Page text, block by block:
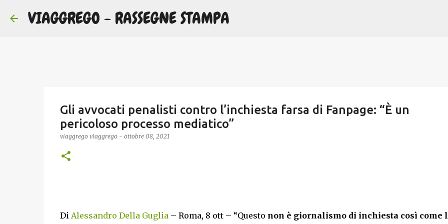
VIAGGREGO - RASSEGNE STAMPA
Gli avvocati penalisti contro l’inchiesta farsa di Fanpage: “È un
pericoloso processo mediatico”
viaggrego viaggrego - ottobre 08, 2021
Di Alessandro Della Guglia– Roma, 8 ott – “Questo non è giornalismo di inchiesta così come